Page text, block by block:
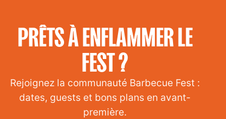
PRÊTS À ENFLAMMER LE
FEST ?
Rejoignez la communauté Barbecue Fest :
dates, guests et bons plans en avant-
première.